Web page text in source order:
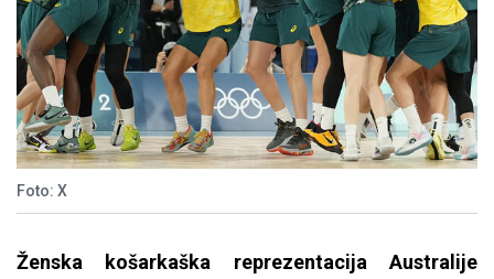
Foto: X
Ženska košarkaška reprezentacija Australije